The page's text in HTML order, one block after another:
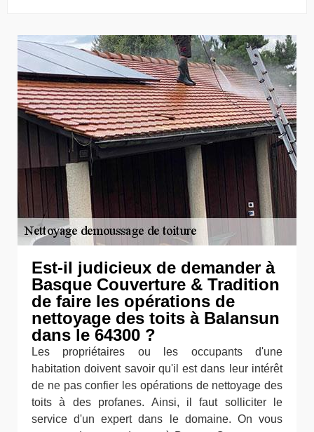
Est-il judicieux de demander à
Basque Couverture & Tradition
de faire les opérations de
nettoyage des toits à Balansun
dans le 64300 ?
Les propriétaires ou les occupants d'une
habitation doivent savoir qu'il est dans leur intérêt
de ne pas confier les opérations de nettoyage des
toits à des profanes. Ainsi, il faut solliciter le
service d'un expert dans le domaine. On vous